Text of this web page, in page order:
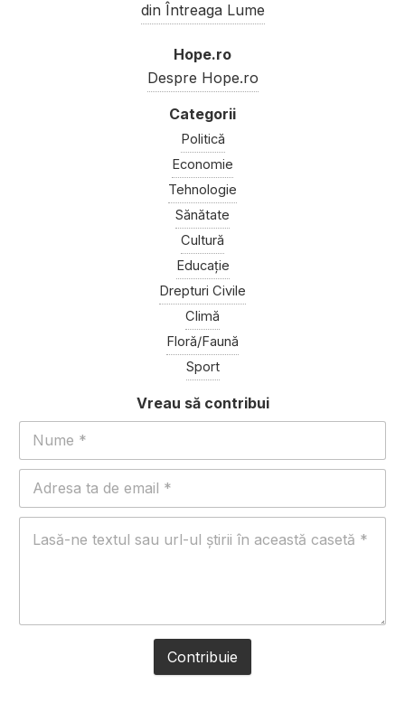
din Întreaga Lume
Hope.ro
Despre Hope.ro
Politică
Economie
Tehnologie
Sănătate
Cultură
Educație
Drepturi Civile
Climă
Floră/Faună
Sport
Contribuie